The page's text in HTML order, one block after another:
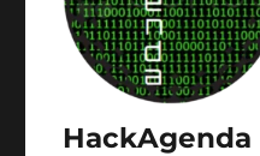
HackAgenda